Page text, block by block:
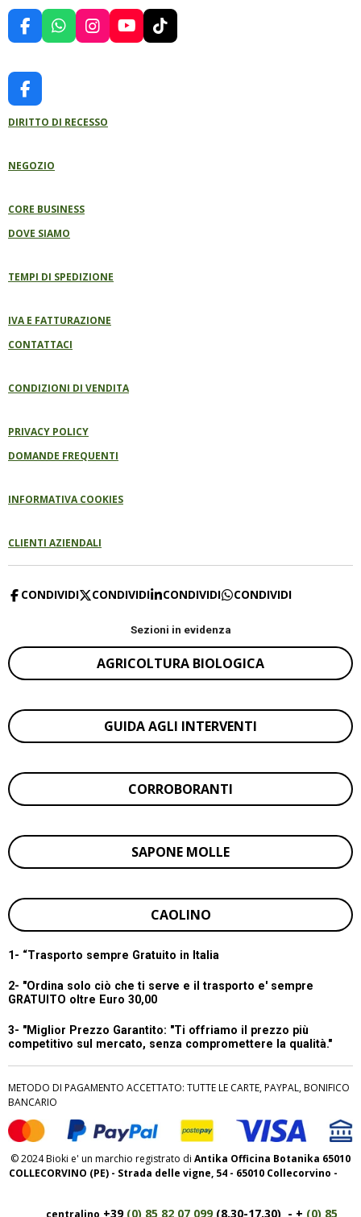
F
A
E
B
O
O
W
H
P
I
N
R
Y
O
T
I
F
A
C
O
K
DIRITTO DI RECESSO
NEGOZIO
CORE BUSINESS
DOVE SIAMO
TEMPI DI SPEDIZIONE
IVA E FATTURAZIONE
CONTATTACI
CONDIZIONI DI VENDITA
PRIVACY POLICY
DOMANDE FREQUENTI
INFORMATIVA COOKIES
CLIENTI AZIENDALI
CONDIVIDI CONDIVIDI CONDIVIDI CONDIVIDI
Sezioni in evidenza
AGRICOLTURA BIOLOGICA
GUIDA AGLI INTERVENTI
CORROBORANTI
SAPONE MOLLE
CAOLINO
1- “Trasporto sempre Gratuito in Italia
2- "Ordina solo ciò che ti serve e il trasporto e' sempre
GRATUITO oltre Euro 30,00
3- "Miglior Prezzo Garantito: "Ti offriamo il prezzo più
competitivo sul mercato, senza compromettere la qualità."
METODO DI PAGAMENTO ACCETTATO: TUTTE LE CARTE, PAYPAL, BONIFICO
BANCARIO
© 2024 Bioki e' un marchio registrato di Antika Officina Botanika 65010
COLLECORVINO (PE) - Strada delle vigne, 54 - 65010 Collecorvino -
+39 (0) 85 82 07 099(8,30-17,30) - + (0) 85